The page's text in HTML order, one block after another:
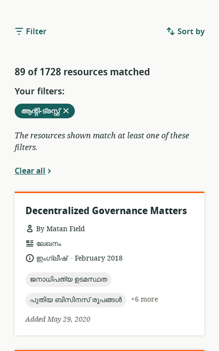
Filter Sort by
89 of 1728 resources matched
Your filters:
Remove
ആന്റി-ട്രസ്റ്റ്from
current
filters
The resources shown match at least one of these
filters.
Clear all
Decentralized Governance Matters
By Matan Field
resource
format:
ലേഖനം
language:
ഇംഗ്ലീഷ് .
dateFebruary 2018
topic:
ജനാധിപത്യ ഉടമസ്ഥത
topic:
പുതിയ ബിസിനസ് രൂപങ്ങൾ
+6 more
Added May 29, 2020